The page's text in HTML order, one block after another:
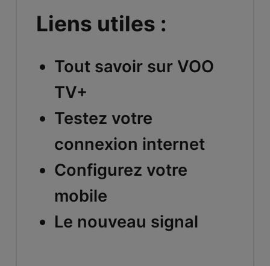
Liens utiles :
Tout savoir sur VOO
TV+
Testez votre
connexion internet
Configurez votre
mobile
Le nouveau signal